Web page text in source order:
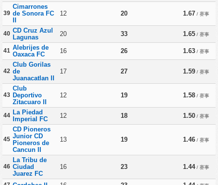
39
Cimarrones
de Sonora FC
12 20 1.67 / 赛事
40 CD Cruz Azul
Lagunas
20 33 1.65 / 赛事
41 Alebrijes de
Oaxaca FC
16 26 1.63 / 赛事
42
Club Gorilas
de
Juanacatlan II
17 27 1.59 / 赛事
43
Club
Deportivo
Zitacuaro II
12 19 1.58 / 赛事
44 La Piedad
Imperial FC
12 18 1.50 / 赛事
45
CD Pioneros
Junior CD
Pioneros de
Cancun II
13 19 1.46 / 赛事
46
La Tribu de
Ciudad
Juarez FC
16 23 1.44/ 赛事